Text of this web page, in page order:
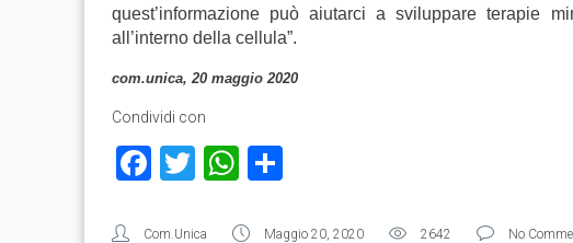
quest’informazione può aiutarci a sviluppare terapie
all’interno della cellula”.
com.unica, 20 maggio 2020
Condividi con
Facebook
TwitterWhatsApp
Com.Unica Maggio 20, 2020 2642 No